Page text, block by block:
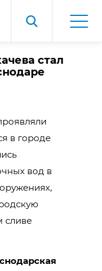
стал
в городе
вод в
сливе